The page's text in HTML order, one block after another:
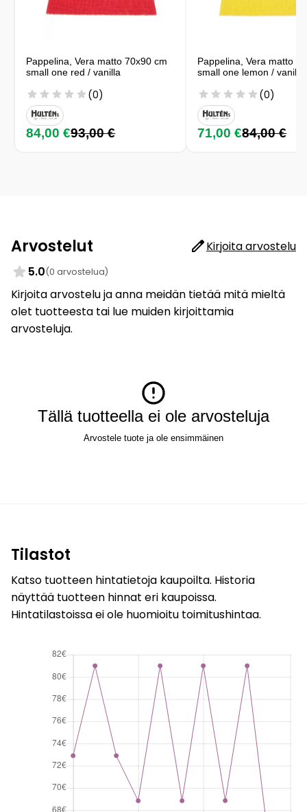
Pappelina, Vera matto 70x90 cm
small one red / vanilla
(0)
84,00 €93,00 €
Pappelina, Vera matto
small one lemon / vanilla
(0)
71,00 €84,00 €
Arvostelut
Kirjoita arvostelu
5.0(0 arvostelua)
Kirjoita arvostelu ja anna meidän tietää mitä mieltä
olet tuotteesta tai lue muiden kirjoittamia
arvosteluja.
Tällä tuotteella ei ole arvosteluja
Arvostele tuote ja ole ensimmäinen
Tilastot
Katso tuotteen hintatietoja kaupoilta. Historia
näyttää tuotteen hinnat eri kaupoissa.
Hintatilastoissa ei ole huomioitu toimitushintaa.